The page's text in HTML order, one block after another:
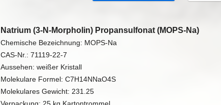
Natrium (3-N-Morpholin) Propansulfonat (MOPS-Na)
Chemische Bezeichnung: MOPS-Na
CAS-Nr.: 71119-22-7
Aussehen: weißer Kristall
Molekulare Formel: C7H14NNaO4S
Molekulares Gewicht: 231.25